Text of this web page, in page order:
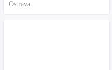
Ostrava